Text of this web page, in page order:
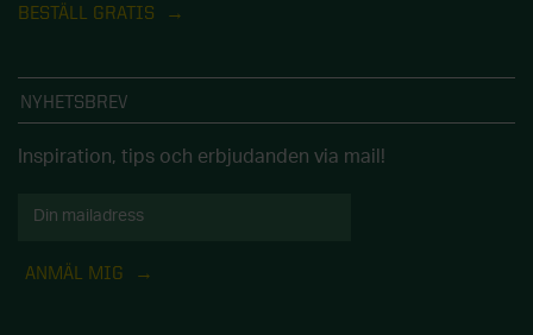
BESTÄLL GRATIS
NYHETSBREV
Inspiration, tips och erbjudanden via mail!
ANMÄL MIG